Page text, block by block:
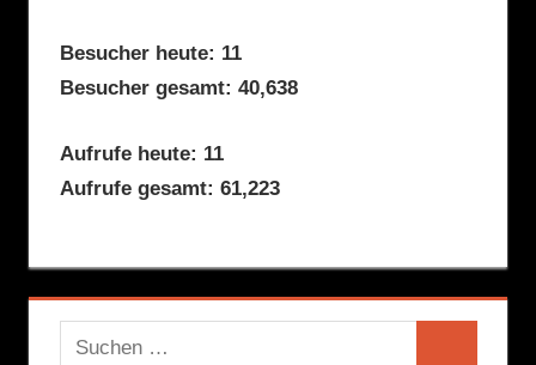
Besucher heute: 11
Besucher gesamt: 40,638
Aufrufe heute: 11
Aufrufe gesamt: 61,223
Suchen